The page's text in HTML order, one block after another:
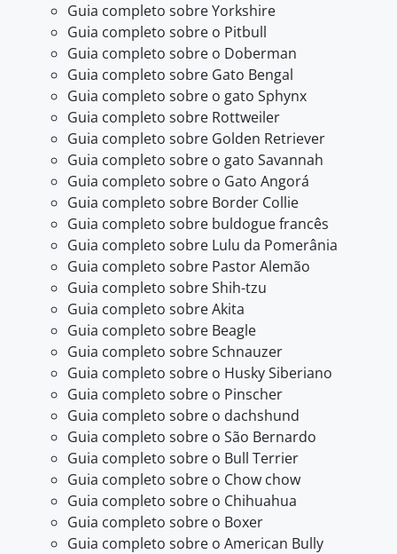
Guia completo sobre Yorkshire
Guia completo sobre o Pitbull
Guia completo sobre o Doberman
Guia completo sobre Gato Bengal
Guia completo sobre o gato Sphynx
Guia completo sobre Rottweiler
Guia completo sobre Golden Retriever
Guia completo sobre o gato Savannah
Guia completo sobre o Gato Angorá
Guia completo sobre Border Collie
Guia completo sobre buldogue francês
Guia completo sobre Lulu da Pomerânia
Guia completo sobre Pastor Alemão
Guia completo sobre Shih-tzu
Guia completo sobre Akita
Guia completo sobre Beagle
Guia completo sobre Schnauzer
Guia completo sobre o Husky Siberiano
Guia completo sobre o Pinscher
Guia completo sobre o dachshund
Guia completo sobre o São Bernardo
Guia completo sobre o Bull Terrier
Guia completo sobre o Chow chow
Guia completo sobre o Chihuahua
Guia completo sobre o Boxer
Guia completo sobre o American Bully